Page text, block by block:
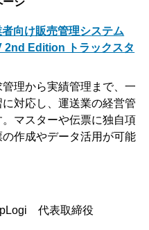
向け販売管理システム
2nd Edition トラックスタ
理から実績管理まで、一
対応し、運送業の経営管
マスターや伝票に独自項
作成やデータ活用が可能
代表取締役